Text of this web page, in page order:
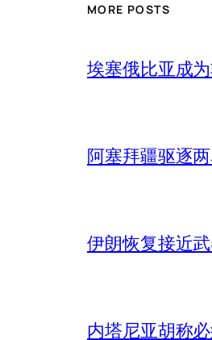
MORE POSTS
埃塞俄比亚成
阿塞拜疆驱逐
伊朗恢复接近
内塔尼亚胡称